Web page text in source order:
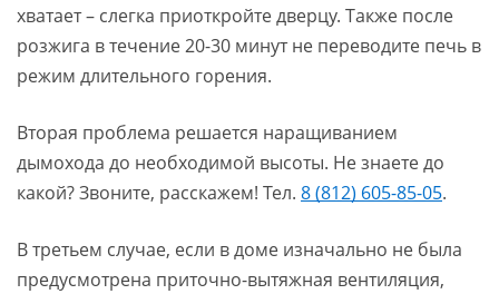
хватает – слегка приоткройте дверцу. Также после
розжига в течение 20-30 минут не переводите печь в
режим длительного горения.
Вторая проблема решается наращиванием
дымохода до необходимой высоты. Не знаете до
какой? Звоните, расскажем! Тел. 8 (812) 605-85-05.
В третьем случае, если в доме изначально не была
предусмотрена приточно-вытяжная вентиляция,